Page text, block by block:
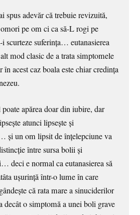
spus adevăr că trebuie revizuită,
pe om ci ca să-L rogi pe
scurteze suferința… eutanasierea
mod clasic de a trata simptomele
în acest caz boala este chiar credința
apărea doar din iubire, dar
atunci lipsește și
și un om lipsit de înțelepciune va
între sursa bolii și
deci e normal ca eutanasierea să
ușurință într-o lume în care
că rata mare a sinuciderilor
decât o simptomă a unei boli grave